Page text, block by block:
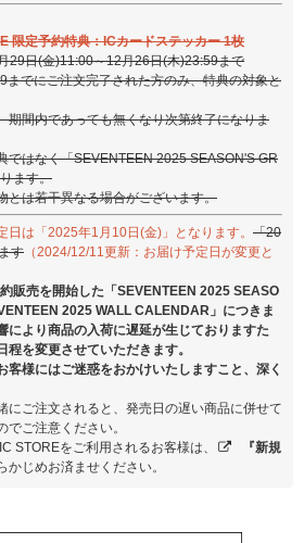
限定予約特典：ICカードステッカー 1枚
29日(金)11:00～12月26日(木)23:59まで
でにご注文完了された方のみ、特典の対象と
間内であっても無くなり次第終了になりま
はなく「SEVENTEEN 2025 SEASON'S GR
ます。
は若干異なる場合がございます。
は「2025年1月10日(金)」となります。 「20
す （2024/12/11更新：お届け予定日が変更と
販売を開始した「SEVENTEEN 2025 SEASO
2025 WALL CALENDAR」につきま
により商品の入荷に遅延が生じておりますた
を変更させていただきます。
客様にはご迷惑をおかけいたしますこと、深く
ご注文されると、発売日の遅い商品に併せて
ご注意ください。
STOREをご利用されるお客様は、
『新規
かじめお済ませください。